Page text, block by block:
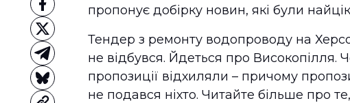
пропонує добірку новин, які були
Тендер з ремонту водопроводу на
не відбувся. Йдеться про Високопілля.
пропозиції відхиляли – причому
не подався ніхто. Читайте більше про